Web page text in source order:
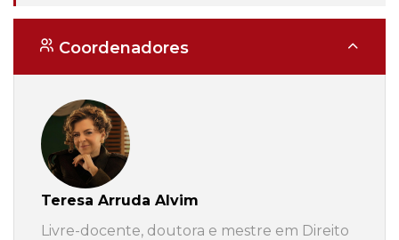
Coordenadores
Teresa Arruda Alvim
Livre-docente, doutora e mestre em Direito